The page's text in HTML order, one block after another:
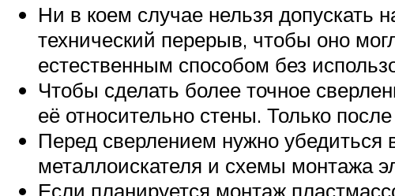
Ни в коем случае нельзя допускать
технический перерыв, чтобы оно
естественным способом без
Чтобы сделать более точное
её относительно стены. Только
Перед сверлением нужно
металлоискателя и схемы монтажа
Если планируется монтаж